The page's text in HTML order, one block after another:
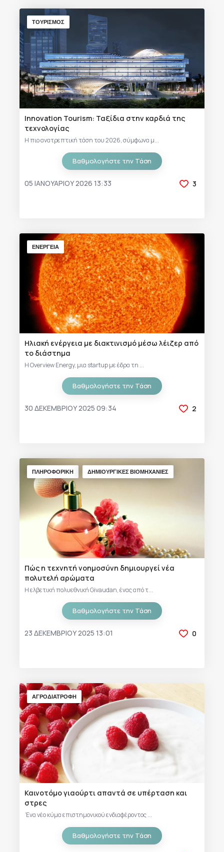
ΤΟΥΡΙΣΜΟΣ
Innovation Tourism: Ταξίδια στην καρδιά της
τεχνολογίας
Η πιο ανατρεπτική τάση του 2026, σύμφωνα μ...
Βαθμολογήστε την Τάση
05 ΙΑΝΟΥΑΡΊΟΥ 2026 13:33 3
ΕΝΕΡΓΕΙΑ
Ηλιακή ενέργεια με διακτινισμό μέσω λέιζερ από
το διάστημα
Η Overview Energy, μια startup με έδρα τη ...
Βαθμολογήστε την Τάση
30 ΔΕΚΕΜΒΡΊΟΥ 2025 09:34 2
ΠΛΗΡΟΦΟΡΙΚΗ ΔΗΜΙΟΥΡΓΙΚΕΣ ΒΙΟΜΗΧΑΝΙΕΣ
Πώς η τεχνητή νοημοσύνη δημιουργεί νέα
πολυτελή αρώματα
Η ελβετική πολυεθνική Givaudan, ένας από τ...
Βαθμολογήστε την Τάση
23 ΔΕΚΕΜΒΡΊΟΥ 2025 13:01 0
ΑΓΡΟΔΙΑΤΡΟΦΗ
Καινοτόμο γιαούρτι απαντά σε υπέρταση και
στρες
Ένα νέο κύμα επιστημονικού ενδιαφέροντος ...
Βαθμολογήστε την Τάση